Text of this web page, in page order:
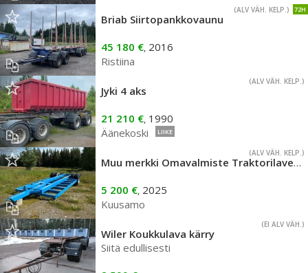
72H
(ALV VÄH. KELP.)
Briab Siirtopankkovaunu
45 180 €, 2016
Ristiina
(ALV VÄH. KELP.)
Jyki 4 aks
21 210 €, 1990
Äänekoski
LIIKE
(ALV VÄH. KELP.)
Muu merkki Omavalmiste Traktorilavetti 10ton
5 200 €, 2025
Kuusamo
(EI ALV VÄH.)
Wiler Koukkulava kärry
Siitä edullisesti